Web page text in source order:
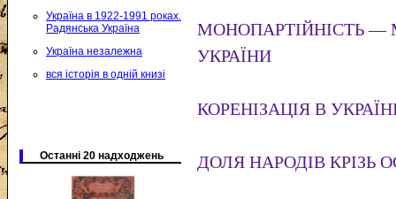
Україна в 1922-1991 роках.
Радянська Україна
Україна незалежна
вся історія в одній книзі
Останні 20 надходжень
МОНОПАРТІЙНІСТЬ —
УКРАЇНИ
КОРЕНІЗАЦІЯ В
ДОЛЯ НАРОДІВ КРІЗЬ